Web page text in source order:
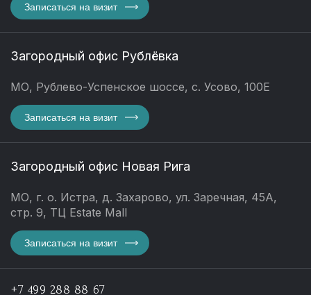
Записаться на визит
Загородный офис Рублёвка
МО, Рублево-Успенское шоссе, с. Усово, 100Е
Записаться на визит
Загородный офис Новая Рига
МО, г. о. Истра, д. Захарово, ул. Заречная, 45А,
стр. 9, ТЦ Estate Mall
Записаться на визит
+7 499 288 88 67